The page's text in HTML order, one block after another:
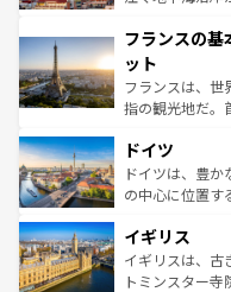
ませてくれるイ
なお、新着のイ
しい。
文化が根付くこ
れる闘牛、そし
る。首都マドリ
アートに溢れた
せる。地方によ
ンテンツ一覧を
フランスの基
ット
フランスは、世
指の観光地だ。
で、幅広い魅力
聖堂、美しい
から魅了する。
いる。シャンパ
香り高いラベン
らに、パリ以外
ドイツ
ドイツは、豊
の中心に位置す
顔を持つこの国
ルリンの文化的
してライン川沿
イギリス
イギリスは、古
トミンスター寺